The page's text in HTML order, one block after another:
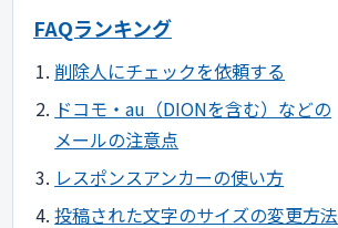
FAQランキング
削除人にチェックを依頼する
ドコモ・au（DIONを含む）などの
メールの注意点
レスポンスアンカーの使い方
投稿された文字のサイズの変更方法